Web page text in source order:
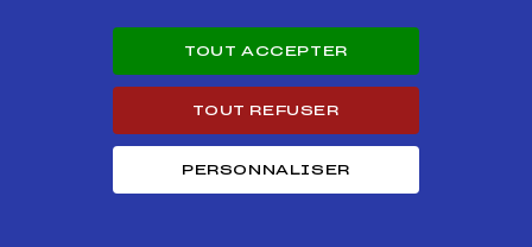
RL 4, 5 CR FONT-
ROMEU
APEM0071.FFS
RL 4, 5 CR FONT-
FFS
TOUT ACCEPTER
TOUT REFUSER
PERSONNALISER